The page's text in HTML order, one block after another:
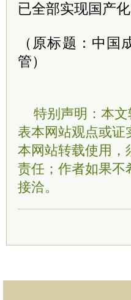
已全部实现国产
（原标题：中
管）
特别声明：本
表本网站观点或证
本网站转载使用，
责任；作者如果不
接洽。